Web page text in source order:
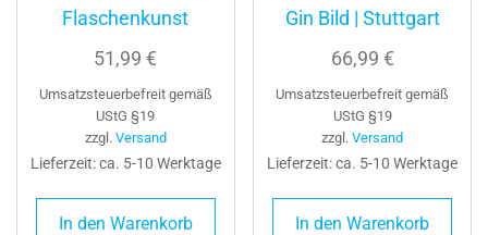
Flaschenkunst
51,99€
Umsatzsteuerbefreit gemäß
UStG §19
zzgl. Versand
Lieferzeit: ca. 5-10 Werktage
In den Warenkorb
Gin Bild | Stuttgart
66,99 €
Umsatzsteuerbefreit gemäß
UStG §19
zzgl.Versand
Lieferzeit: ca. 5-10 Werktage
In den Warenkorb